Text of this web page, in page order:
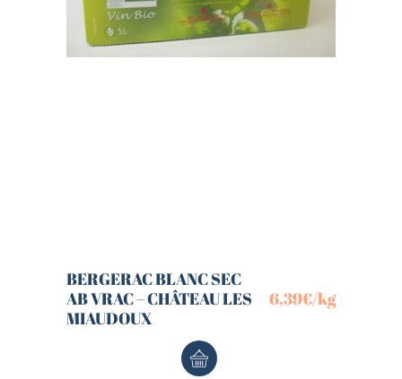
BERGERAC BLANC SEC
AB VRAC – CHÂTEAU LES
MIAUDOUX
6,39€/kg